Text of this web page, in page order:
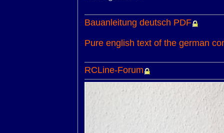
Bauanleitung deutsch PDF
Pure english text of the german
RCLine-Forum